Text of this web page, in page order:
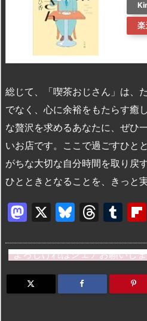
楽
総じて、「喫茶おじさん」は、
でなく、心に余裕をもたらす癒
な贅沢を求めるあなたに、ぜひ
いお店です。ここで過ごすひと
がちな大切な自分時間を取り戻
ひとときとなることを、きっと
M
st
o
d
X
Bl
e
s
k
T
e
a
d
T
m
bl
r
よろしければシェアお願いし